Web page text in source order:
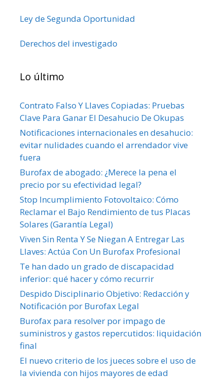
Ley de Segunda Oportunidad
Derechos del investigado
Lo último
Contrato Falso Y Llaves Copiadas: Pruebas
Clave Para Ganar El Desahucio De Okupas
Notificaciones internacionales en desahucio:
evitar nulidades cuando el arrendador vive
fuera
Burofax de abogado: ¿Merece la pena el
precio por su efectividad legal?
Stop Incumplimiento Fotovoltaico: Cómo
Reclamar el Bajo Rendimiento de tus Placas
Solares (Garantía Legal)
Viven Sin Renta Y Se Niegan A Entregar Las
Llaves: Actúa Con Un Burofax Profesional
Te han dado un grado de discapacidad
inferior: qué hacer y cómo recurrir
Despido Disciplinario Objetivo: Redacción y
Notificación por Burofax Legal
Burofax para resolver por impago de
suministros y gastos repercutidos: liquidación
final
El nuevo criterio de los jueces sobre el uso de
la vivienda con hijos mayores de edad